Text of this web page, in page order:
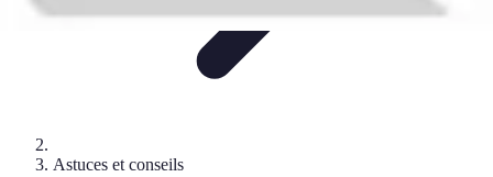
Astuces et conseils